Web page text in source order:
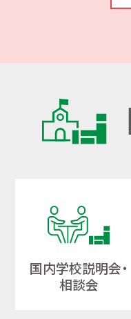
国内学校説明会・
相談会